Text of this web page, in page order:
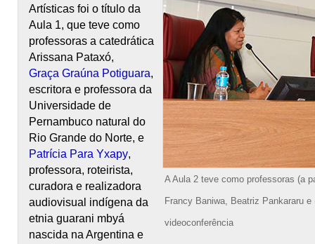
A Aula 2 teve como professoras (a
Francy Baniwa, Beatriz Pankararu
videoconferência
Artísticas foi o título da
Aula 1, que teve como
professoras a catedrática
Arissana Pataxó,
Graça Graúna Potiguara,
escritora e professora da
Universidade de
Pernambuco natural do
Rio Grande do Norte, e
Patrícia Para Yxapy,
professora, roteirista,
curadora e realizadora
audiovisual indígena da
etnia guarani mbyá
nascida na Argentina e